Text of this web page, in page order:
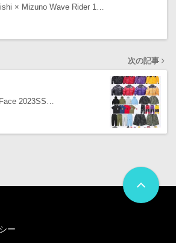
× Mizuno Wave Rider 1…
次の記事
2023SS…
ー